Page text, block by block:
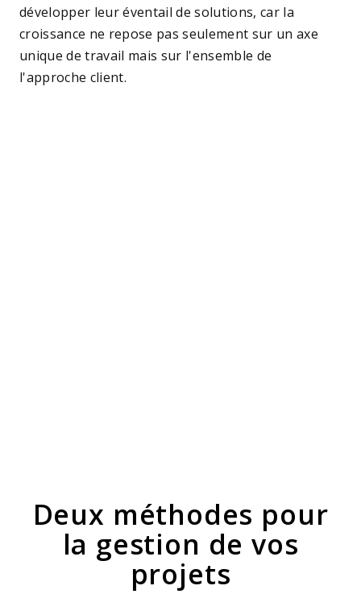
développer leur éventail de solutions, car la
croissance ne repose pas seulement sur un axe
unique de travail mais sur l'ensemble de
l'approche client.
Deux méthodes pour
la gestion de vos
projets